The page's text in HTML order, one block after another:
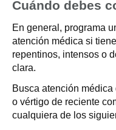
Cuándo debes
En general, programa
atención médica si
repentinos, intensos o
clara.
Busca atención
o vértigo de reciente
cualquiera de los